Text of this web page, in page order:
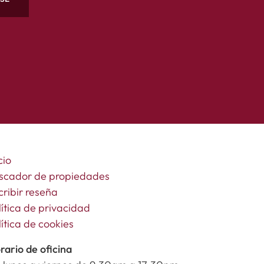
de propiedades
reseña
de privacidad
de cookies
de oficina